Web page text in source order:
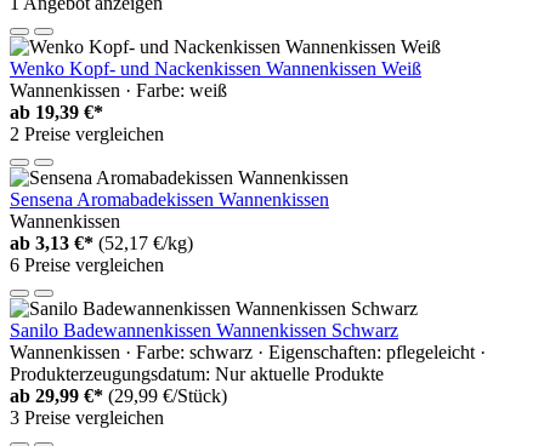
Wenko Kopf- und Nackenkissen Wannenkissen Weiß
Wannenkissen · Farbe: weiß
ab 19,39 €*
2 Preise vergleichen
Sensena Aromabadekissen Wannenkissen
Wannenkissen
ab 3,13 €* (52,17 €/kg)
6 Preise vergleichen
Sanilo Badewannenkissen Wannenkissen Schwarz
Wannenkissen · Farbe: schwarz · Eigenschaften: pflegeleicht ·
Produkterzeugungsdatum: Nur aktuelle Produkte
ab 29,99 €* (29,99 €/Stück)
3 Preise vergleichen